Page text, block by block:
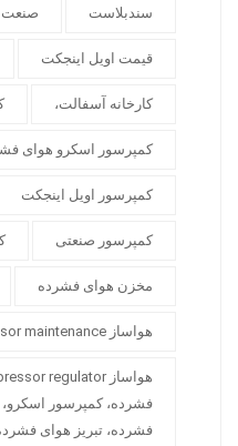
سندبلاست صنعت
قیمت اویل اینجکت
کارخانه آسفالت،
کمپرسور اسکرو هوای
کمپرسور اویل اینجکت
کمپرسور صنعتی
مخزن هوای فشرده
هواساز Air compressor maintenance
فشرده، کمپرسور
فشرده، تبریز هوای